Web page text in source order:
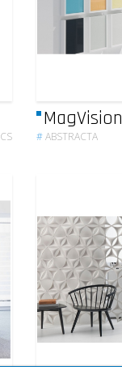
MagVision
#ABSTRACTA